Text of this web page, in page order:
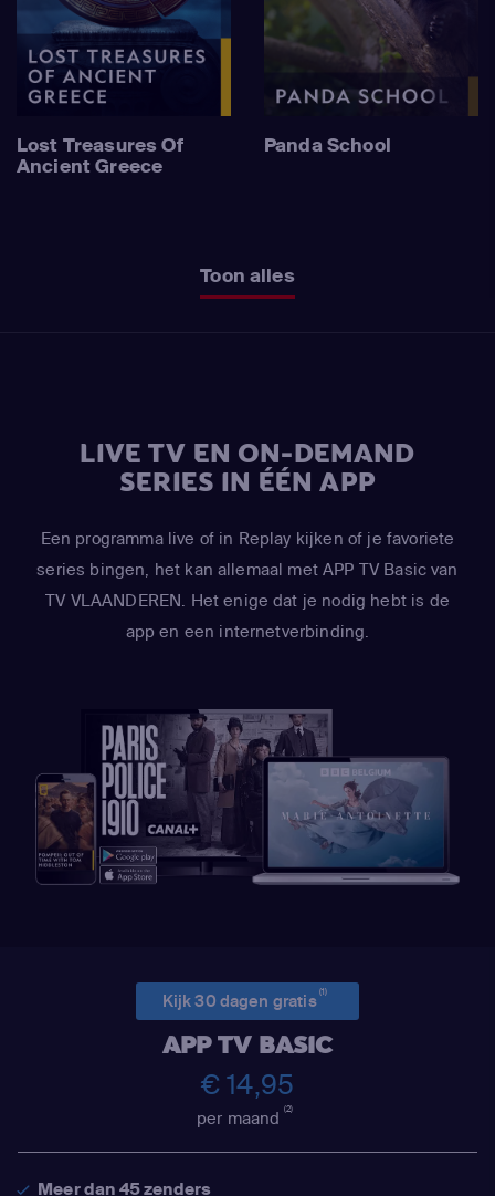
Lost Treasures Of
Ancient Greece
Panda School
Toon alles
LIVE TV EN ON-DEMAND
SERIES IN ÉÉN APP
Een programma live of in Replay kijken of je favoriete
series bingen, het kan allemaal met APP TV Basic van
TV VLAANDEREN. Het enige dat je nodig hebt is de
app en een internetverbinding.
Kijk 30 dagen gratis(1)
APP TV BASIC
€ 14,95
per maand(2)
Meer dan 45 zenders